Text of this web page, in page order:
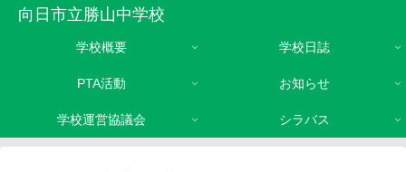
向日市立勝山中学校
学校概要 学校日誌
PTA活動 お知らせ
学校運営協議会 シラバス